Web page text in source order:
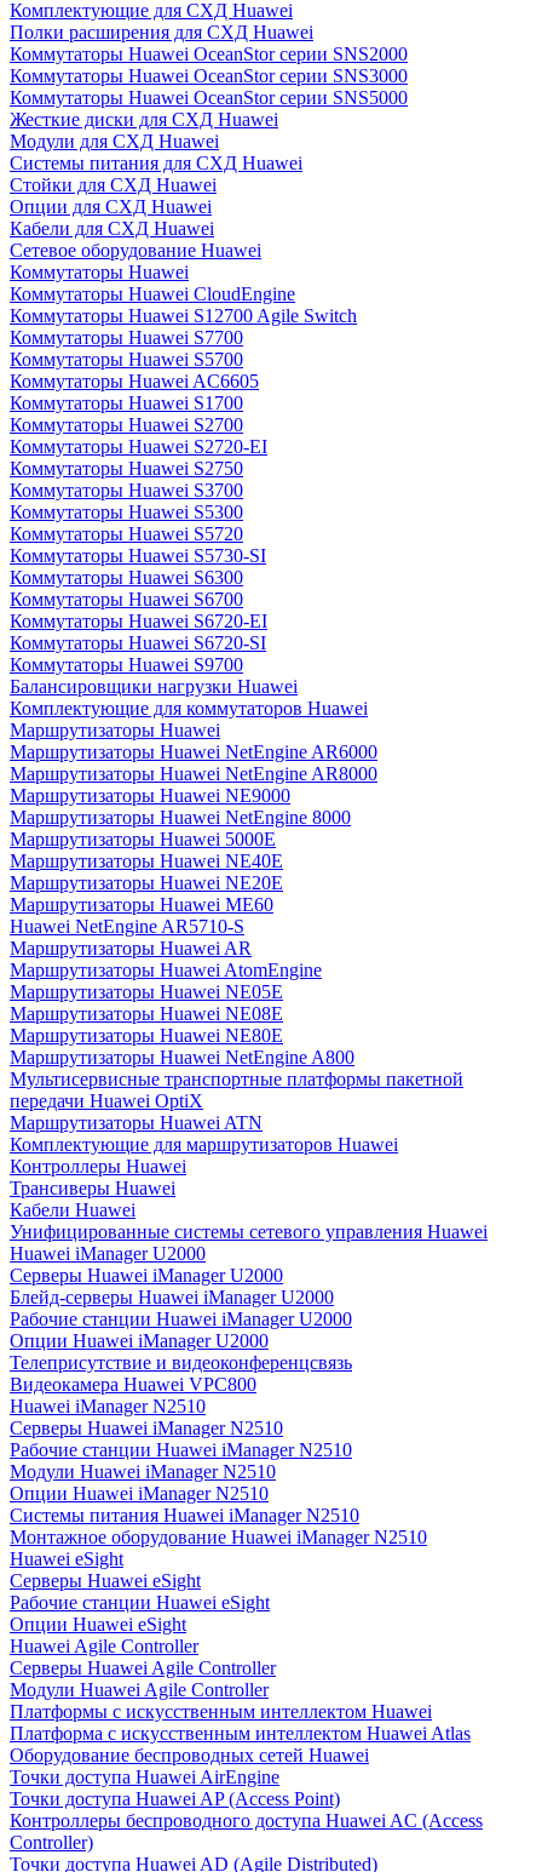
Комплектующие для СХД Huawei
Полки расширения для СХД Huawei
Коммутаторы Huawei OceanStor серии SNS2000
Коммутаторы Huawei OceanStor серии SNS3000
Коммутаторы Huawei OceanStor серии SNS5000
Жесткие диски для СХД Huawei
Модули для СХД Huawei
Системы питания для СХД Huawei
Стойки для СХД Huawei
Опции для СХД Huawei
Кабели для СХД Huawei
Сетевое оборудование Huawei
Коммутаторы Huawei
Коммутаторы Huawei CloudEngine
Коммутаторы Huawei S12700 Agile Switch
Коммутаторы Huawei S7700
Коммутаторы Huawei S5700
Коммутаторы Huawei AC6605
Коммутаторы Huawei S1700
Коммутаторы Huawei S2700
Коммутаторы Huawei S2720-EI
Коммутаторы Huawei S2750
Коммутаторы Huawei S3700
Коммутаторы Huawei S5300
Коммутаторы Huawei S5720
Коммутаторы Huawei S5730-SI
Коммутаторы Huawei S6300
Коммутаторы Huawei S6700
Коммутаторы Huawei S6720-EI
Коммутаторы Huawei S6720-SI
Коммутаторы Huawei S9700
Балансировщики нагрузки Huawei
Комплектующие для коммутаторов Huawei
Маршрутизаторы Huawei
Маршрутизаторы Huawei NetEngine AR6000
Маршрутизаторы Huawei NetEngine AR8000
Маршрутизаторы Huawei NE9000
Маршрутизаторы Huawei NetEngine 8000
Маршрутизаторы Huawei 5000E
Маршрутизаторы Huawei NE40E
Маршрутизаторы Huawei NE20E
Маршрутизаторы Huawei ME60
Huawei NetEngine AR5710-S
Маршрутизаторы Huawei AR
Маршрутизаторы Huawei AtomEngine
Маршрутизаторы Huawei NE05E
Маршрутизаторы Huawei NE08E
Маршрутизаторы Huawei NE80E
Маршрутизаторы Huawei NetEngine A800
Мультисервисные транспортные платформы пакетной
передачи Huawei OptiX
Маршрутизаторы Huawei ATN
Комплектующие для маршрутизаторов Huawei
Контроллеры Huawei
Трансиверы Huawei
Кабели Huawei
Унифицированные системы сетевого управления Huawei
Huawei iManager U2000
Серверы Huawei iManager U2000
Блейд-серверы Huawei iManager U2000
Рабочие станции Huawei iManager U2000
Опции Huawei iManager U2000
Телеприсутствие и видеоконференцсвязь
Видеокамера Huawei VPC800
Huawei iManager N2510
Серверы Huawei iManager N2510
Рабочие станции Huawei iManager N2510
Модули Huawei iManager N2510
Опции Huawei iManager N2510
Системы питания Huawei iManager N2510
Монтажное оборудование Huawei iManager N2510
Huawei eSight
Серверы Huawei eSight
Рабочие станции Huawei eSight
Опции Huawei eSight
Huawei Agile Controller
Серверы Huawei Agile Controller
Модули Huawei Agile Controller
Платформы с искусственным интеллектом Huawei
Платформа с искусственным интеллектом Huawei Atlas
Оборудование беспроводных сетей Huawei
Точки доступа Huawei AirEngine
Точки доступа Huawei AP (Access Point)
Контроллеры беспроводного доступа Huawei AC (Access
Controller)
Точки доступа Huawei AD (Agile Distributed)